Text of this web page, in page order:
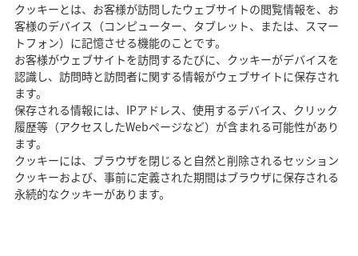
クッキーとは、お客様が訪問したウェブサイトの閲覧情報を、お
客様のデバイス（コンピューター、タブレット、または、スマー
トフォン）に記憶させる機能のことです。
お客様がウェブサイトを訪問するたびに、クッキーがデバイスを
認識し、訪問時と訪問者に関する情報がウェブサイトに保存され
ます。
保存される情報には、IPアドレス、使用するデバイス、クリック
履歴等（アクセスしたWebページなど）が含まれる可能性があり
ます。
クッキーには、ブラウザを閉じると自然と削除されるセッション
クッキーおよび、事前に定義された期間はブラウザに保存される
永続的なクッキーがあります。